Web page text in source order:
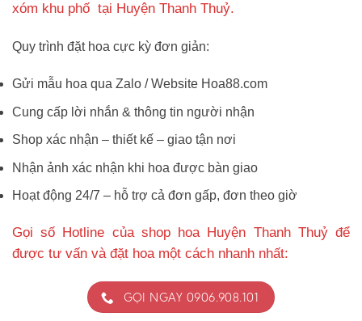
xóm khu phố tại Huyện Thanh Thuỷ.
Quy trình đặt hoa cực kỳ đơn giản:
Gửi mẫu hoa qua Zalo / Website Hoa88.com
Cung cấp lời nhắn & thông tin người nhận
Shop xác nhận – thiết kế – giao tận nơi
Nhận ảnh xác nhận khi hoa được bàn giao
Hoạt động 24/7 – hỗ trợ cả đơn gấp, đơn theo giờ
Gọi số Hotline của shop hoa Huyện Thanh Thuỷ để
được tư vấn và đặt hoa một cách nhanh nhất:
GỌI NGAY 0906.908.101